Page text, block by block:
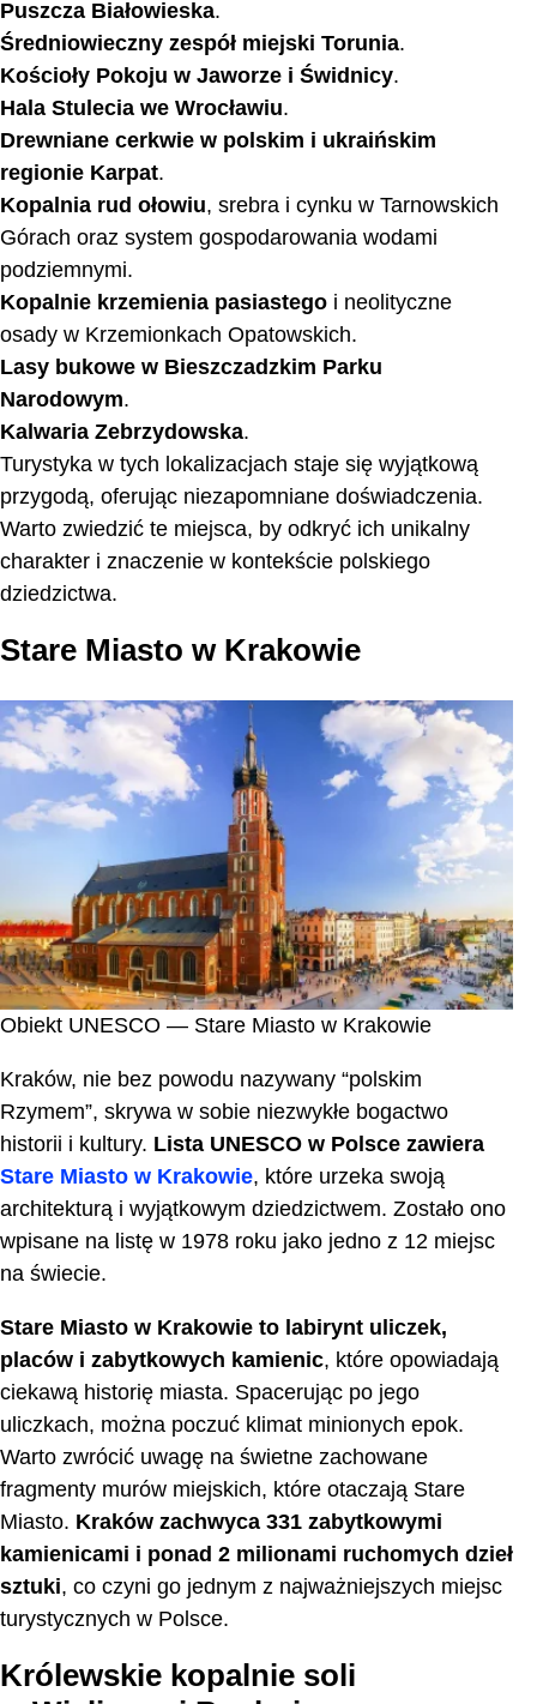
Puszcza Białowieska.
Średniowieczny zespół miejski Torunia.
Kościoły Pokoju w Jaworze i Świdnicy.
Hala Stulecia we Wrocławiu.
Drewniane cerkwie w polskim i ukraińskim
regionie Karpat.
Kopalnia rud ołowiu, srebra i cynku w Tarnowskich
Górach oraz system gospodarowania wodami
podziemnymi.
Kopalnie krzemienia pasiastego i neolityczne
osady w Krzemionkach Opatowskich.
Lasy bukowe w Bieszczadzkim Parku
Narodowym.
Kalwaria Zebrzydowska.
Turystyka w tych lokalizacjach staje się wyjątkową
przygodą, oferując niezapomniane doświadczenia.
Warto zwiedzić te miejsca, by odkryć ich unikalny
charakter i znaczenie w kontekście polskiego
dziedzictwa.
Stare Miasto w Krakowie
Obiekt UNESCO — Stare Miasto w Krakowie
Kraków, nie bez powodu nazywany “polskim
Rzymem”, skrywa w sobie niezwykłe bogactwo
historii i kultury. Lista UNESCO w Polsce zawiera
Stare Miasto w Krakowie, które urzeka swoją
architekturą i wyjątkowym dziedzictwem. Zostało ono
wpisane na listę w 1978 roku jako jedno z 12 miejsc
na świecie.
Stare Miasto w Krakowie to labirynt uliczek,
placów i zabytkowych kamienic, które opowiadają
ciekawą historię miasta. Spacerując po jego
uliczkach, można poczuć klimat minionych epok.
Warto zwrócić uwagę na świetne zachowane
fragmenty murów miejskich, które otaczają Stare
Miasto. Kraków zachwyca 331 zabytkowymi
kamienicami i ponad 2 milionami ruchomych dzieł
sztuki, co czyni go jednym z najważniejszych miejsc
turystycznych w Polsce.
Królewskie kopalnie soli